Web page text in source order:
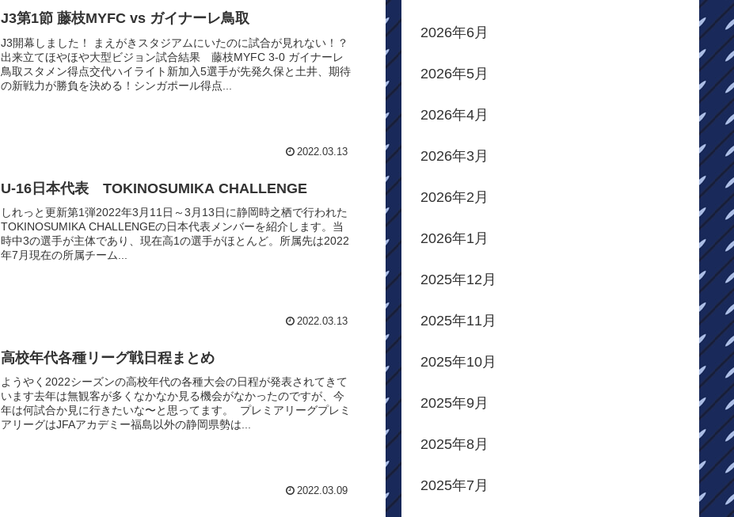
J3第1節 藤枝MYFC vs ガイナーレ鳥取
J3開幕しました！ まえがきスタジアムにいたのに試合が見れない！？
出来立てほやほや大型ビジョン試合結果 藤枝MYFC 3-0 ガイナーレ
鳥取スタメン得点交代ハイライト新加入5選手が先発久保と土井、期待
の新戦力が勝負を決める！シンガポール得点...
2022.03.13
U-16日本代表 TOKINOSUMIKA CHALLENGE
しれっと更新第1弾2022年3月11日～3月13日に静岡時之栖で行われた
TOKINOSUMIKA CHALLENGEの日本代表メンバーを紹介します。当
時中3の選手が主体であり、現在高1の選手がほとんど。所属先は2022
年7月現在の所属チーム...
2022.03.13
高校年代各種リーグ戦日程まとめ
ようやく2022シーズンの高校年代の各種大会の日程が発表されてきて
います去年は無観客が多くなかなか見る機会がなかったのですが、今
年は何試合か見に行きたいな〜と思ってます。 プレミアリーグプレミ
アリーグはJFAアカデミー福島以外の静岡県勢は...
2022.03.09
2026年6月
2026年5月
2026年4月
2026年3月
2026年2月
2026年1月
2025年12月
2025年11月
2025年10月
2025年9月
2025年8月
2025年7月